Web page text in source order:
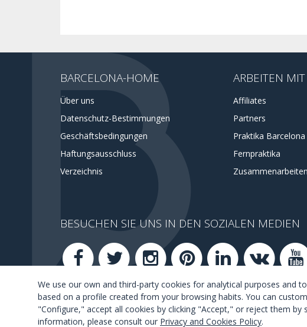
BARCELONA-HOME
Über uns
Datenschutz-Bestimmungen
Geschäftsbedingungen
Haftungsausschluss
Verzeichnis
ARBEITEN
Affiliates
Partners
Praktika Barcelona
Fernpraktika
Zusammenarbeiten
BESUCHEN SIE UNS IN DEN SOZIALEN MEDIEN
We use our own and third-party cookies for analytical purposes and
based on a profile created from your browsing habits. You can
"Configure," accept all cookies by clicking "Accept," or reject them by
information, please consult our Privacy and Cookies Policy.